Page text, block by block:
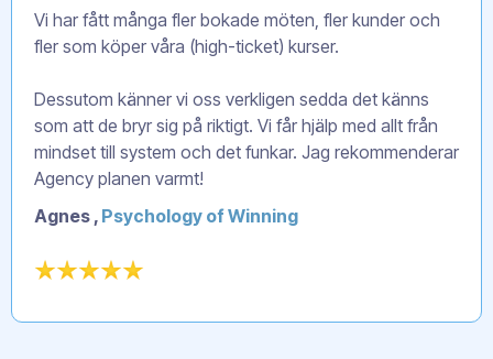
Vi har fått många fler bokade möten, fler kunder och
fler som köper våra (high-ticket) kurser.
Dessutom känner vi oss verkligen sedda det känns
som att de bryr sig på riktigt. Vi får hjälp med allt från
mindset till system och det funkar. Jag rekommenderar
Agency planen varmt!
Agnes , Psychology of Winning